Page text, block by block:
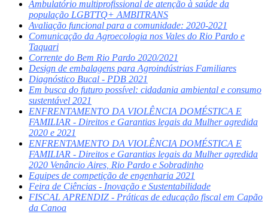
Ambulatório multiprofissional de atenção à saúde da
população LGBTTQ+ AMBITRANS
Avaliação funcional para a comunidade: 2020-2021
Comunicação da Agroecologia nos Vales do Rio Pardo e
Taquari
Corrente do Bem Rio Pardo 2020/2021
Design de embalagens para Agroindústrias Familiares
Diagnóstico Bucal - PDB 2021
Em busca do futuro possível: cidadania ambiental e consumo
sustentável 2021
ENFRENTAMENTO DA VIOLÊNCIA DOMÉSTICA E
FAMILIAR - Direitos e Garantias legais da Mulher agredida
2020 e 2021
ENFRENTAMENTO DA VIOLÊNCIA DOMÉSTICA E
FAMILIAR - Direitos e Garantias legais da Mulher agredida
2020 Venâncio Aires, Rio Pardo e Sobradinho
Equipes de competição de engenharia 2021
Feira de Ciências - Inovação e Sustentabilidade
FISCAL APRENDIZ - Práticas de educação fiscal em Capão
da Canoa